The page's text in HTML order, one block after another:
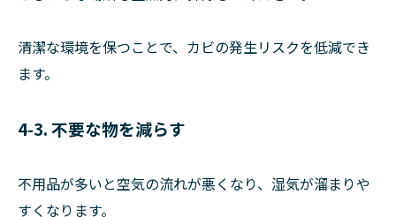
清潔な環境を保つことで、カビの発生リスクを低減でき
ます。
4-3. 不要な物を減らす
不用品が多いと空気の流れが悪くなり、湿気が溜まりや
すくなります。